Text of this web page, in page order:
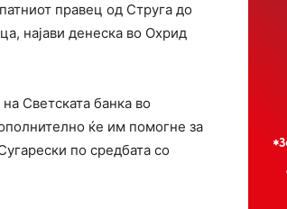
правец од Струга до
најави денеска во Охрид
Светската банка во
ќе им помогне за
по средбата со